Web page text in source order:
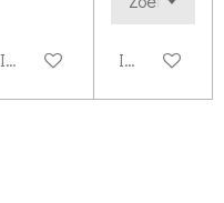
In winkelwagen In